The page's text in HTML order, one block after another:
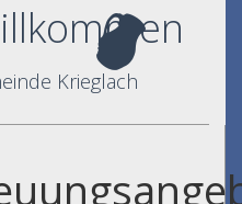
Krieglach